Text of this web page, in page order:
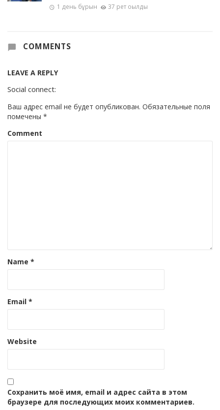
1 день бұрын 37 рет оқылды
COMMENTS
LEAVE A REPLY
Social connect:
Ваш адрес email не будет опубликован. Обязательные поля
помечены *
Comment
Name *
Email *
Website
Сохранить моё имя, email и адрес сайта в этом
браузере для последующих моих комментариев.